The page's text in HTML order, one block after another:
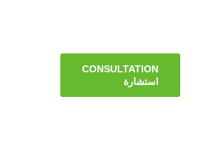
CONSULTATION
استشارة